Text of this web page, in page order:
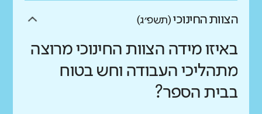
הצוות החינוכי(תשפ״ג)
באיזו מידה הצוות החינוכי מרוצה
מתהליכי העבודה וחש בטוח
בבית הספר?